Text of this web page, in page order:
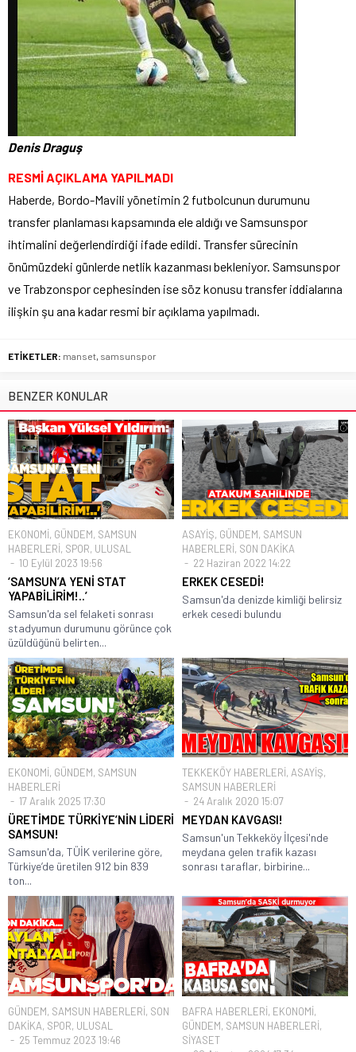
Denis Draguş
RESMİ AÇIKLAMA YAPILMADI
Haberde, Bordo-Mavili yönetimin 2 futbolcunun durumunu
transfer planlaması kapsamında ele aldığı ve Samsunspor
ihtimalini değerlendirdiği ifade edildi. Transfer sürecinin
önümüzdeki günlerde netlik kazanması bekleniyor. Samsunspor
ve Trabzonspor cephesinden ise söz konusu transfer iddialarına
ilişkin şu ana kadar resmi bir açıklama yapılmadı.
ETİKETLER: manset samsunspor
BENZER KONULAR
EKONOMİ, GÜNDEM, SAMSUN
HABERLERİ, SPOR, ULUSAL
10 Eylül 2023 19:56
‘SAMSUN’A YENİ STAT
YAPABİLİRİM!..’
Samsun'da sel felaketi sonrası
stadyumun durumunu görünce çok
üzüldüğünü belirten...
ASAYİŞ, GÜNDEM, SAMSUN
HABERLERİ, SON DAKİKA
22 Haziran 2022 14:22
ERKEK CESEDİ!
Samsun'da denizde kimliği belirsiz
erkek cesedi bulundu
EKONOMİ, GÜNDEM, SAMSUN
HABERLERİ
17 Aralık 2025 17:30
ÜRETİMDE TÜRKİYE’NİN LİDERİ
SAMSUN!
Samsun'da, TÜİK verilerine göre,
Türkiye’de üretilen 912 bin 839
ton...
TEKKEKÖY HABERLERİ, ASAYİŞ,
SAMSUN HABERLERİ
24 Aralık 2020 15:07
MEYDAN KAVGASI!
Samsun'un Tekkeköy İlçesi'nde
meydana gelen trafik kazası
sonrası taraflar, birbirine...
GÜNDEM, SAMSUN HABERLERİ, SON
DAKİKA, SPOR, ULUSAL
25 Temmuz 2023 19:46
BAFRA HABERLERİ, EKONOMİ,
GÜNDEM, SAMSUN HABERLERİ,
SİYASET